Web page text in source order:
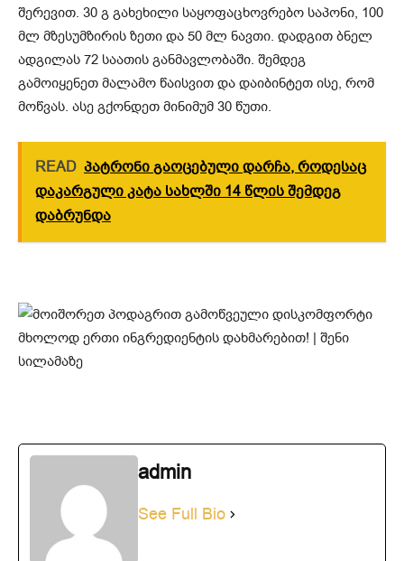
შერევით. 30 გ გახეხილი საყოფაცხოვრებო საპონი, 100
მლ მზესუმზირის ზეთი და 50 მლ ნავთი. დადგით ბნელ
ადგილას 72 საათის განმავლობაში. შემდეგ
გამოიყენეთ მალამო წაისვით და დაიბინტეთ ისე, რომ
მოწვას. ასე გქონდეთ მინიმუმ 30 წუთი.
READ პატრონი გაოცებული დარჩა, როდესაც
დაკარგული კატა სახლში 14 წლის შემდეგ
დაბრუნდა
admin
See Full Bio